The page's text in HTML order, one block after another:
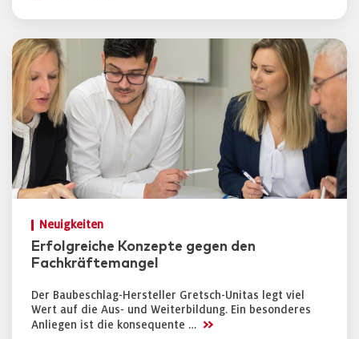
Neuigkeiten
Erfolgreiche Konzepte gegen den
Fachkräftemangel
Der Baubeschlag-Hersteller Gretsch-Unitas legt viel
Wert auf die Aus- und Weiterbildung. Ein besonderes
Anliegen ist die konsequente … >>